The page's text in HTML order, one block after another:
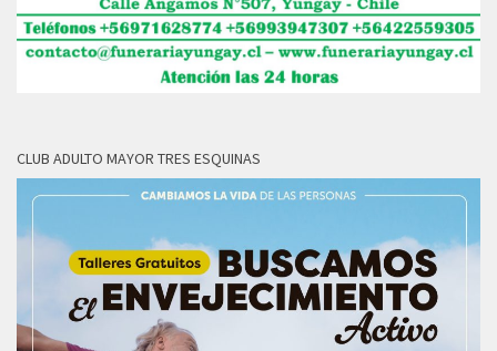
CLUB ADULTO MAYOR TRES ESQUINAS